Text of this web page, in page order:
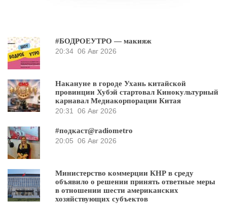
#БОДРОЕУТРО — макияж
20:34 06 Авг 2026
Накануне в городе Ухань китайской
провинции Хубэй стартовал Кинокультурный
карнавал Медиакорпорации Китая
20:31
06 Авг 2026
#подкаст@radiometro
20:05 06 Авг 2026
Министерство коммерции КНР в среду
объявило о решении принять ответные меры
в отношении шести американских
хозяйствующих субъектов